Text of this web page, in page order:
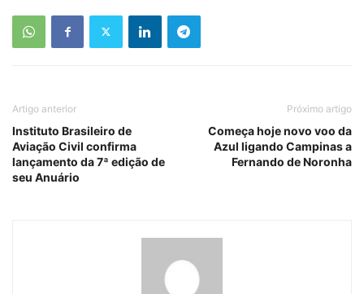
Artigo anterior
Instituto Brasileiro de
Aviação Civil confirma
lançamento da 7ª edição de
seu Anuário
Próximo artigo
Começa hoje novo voo da
Azul ligando Campinas a
Fernando de Noronha